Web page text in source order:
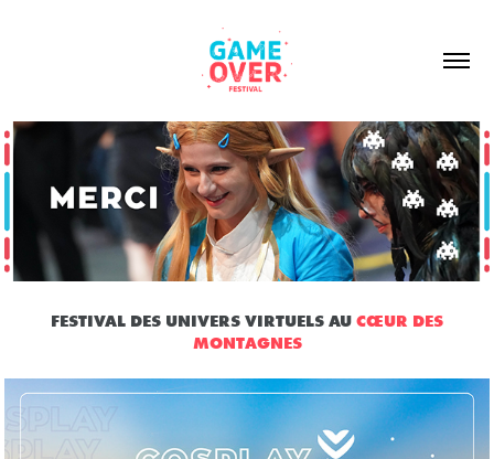
FESTIVAL DES UNIVERS VIRTUELS AU CŒUR DES
MONTAGNES